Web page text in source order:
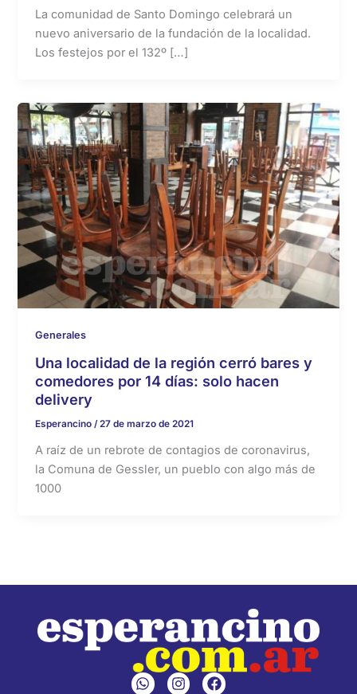
La comunidad de Santo Domingo celebrará un
nuevo aniversario de la fundación de la localidad.
Los festejos por el 132º […]
Generales
Una localidad de la región cerró bares y
comedores por 14 días: solo hacen
delivery
Esperancino/27 de marzo de 2021
A raíz de un rebrote de contagios de coronavirus,
la Comuna de Gessler, un pueblo con algo más de
1000
W
I
F